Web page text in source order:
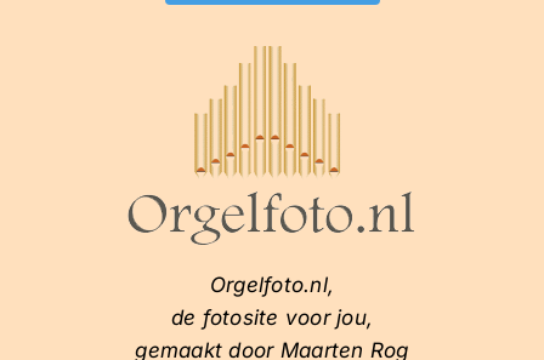
Orgelfoto.nl,
de fotosite voor jou,
gemaakt door Maarten Rog